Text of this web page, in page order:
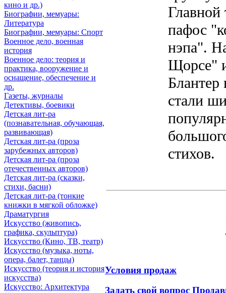
кино и др.)
Биографии, мемуары:
Литература
Биографии, мемуары: Спорт
Военное дело, военная
история
Военное дело: теория и
практика, вооружение и
оснащение, обеспечение и
др.
Газеты, журналы
Детективы, боевики
Детская лит-ра
(познавательная, обучающая,
развивающая)
Детская лит-ра (проза
зарубежных авторов)
Детская лит-ра (проза
отечественных авторов)
Детская лит-ра (сказки,
стихи, басни)
Детская лит-ра (тонкие
книжки в мягкой обложке)
Драматургия
Искусствo (живопись,
графика, скульптура)
Искусствo (Кино, ТВ, театр)
Искусствo (музыка, ноты,
опера, балет, танцы)
Искусствo (теория и история
искусства)
Искусство: Архитектура
Главной
пафос
нэпа".
Щорсе"
Блантер
стали
стихов.
Условия продаж
Задать свой вопрос